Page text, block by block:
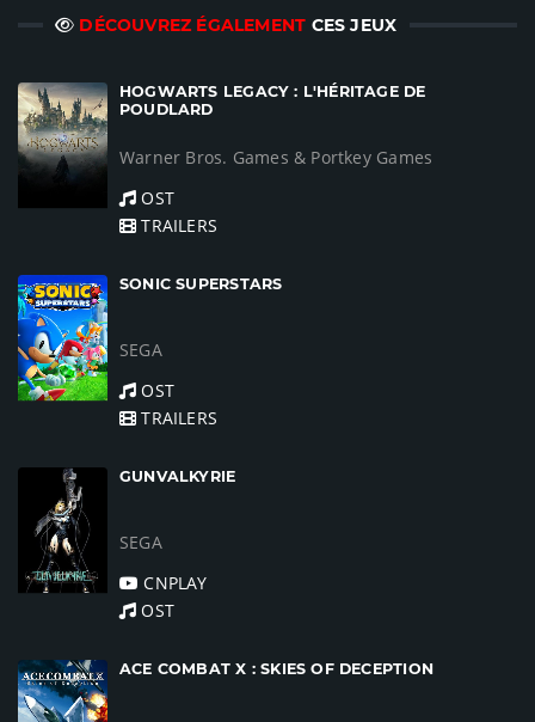
DÉCOUVREZ ÉGALEMENT CES JEUX
HOGWARTS LEGACY : L'HÉRITAGE DE
POUDLARD
Warner Bros. Games & Portkey Games
OST
TRAILERS
SONIC SUPERSTARS
SEGA
OST
TRAILERS
GUNVALKYRIE
SEGA
CNPLAY
OST
ACE COMBAT X : SKIES OF DECEPTION